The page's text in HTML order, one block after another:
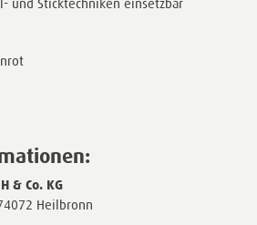
& Co. KG
Heilbronn